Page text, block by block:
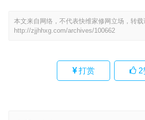
本文来自网络，不代表快维家修网立场，转载
http://zjjhhxg.com/archives/100662
打赏 2